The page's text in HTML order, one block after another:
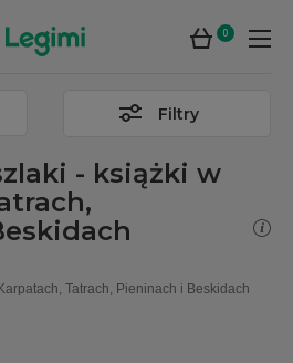
0
Filtry
- książki w
Tatrach, Pieninach i Beskidach